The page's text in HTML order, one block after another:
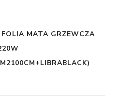
MATA GRZEWCZA